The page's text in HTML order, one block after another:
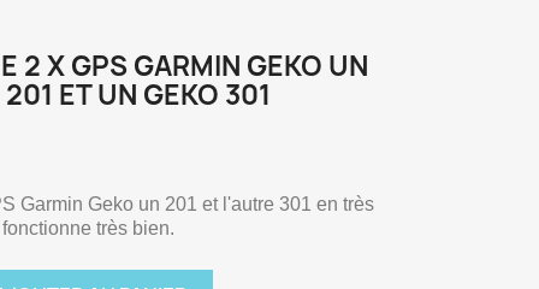
2 X GPS GARMIN GEKO UN
ET UN GEKO 301
Garmin Geko un 201 et l'autre 301 en très
très bien.